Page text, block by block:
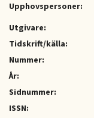
Upphovspersoner:
Utgivare:
Tidskrift/källa:
Nummer:
År:
Sidnummer:
ISSN: